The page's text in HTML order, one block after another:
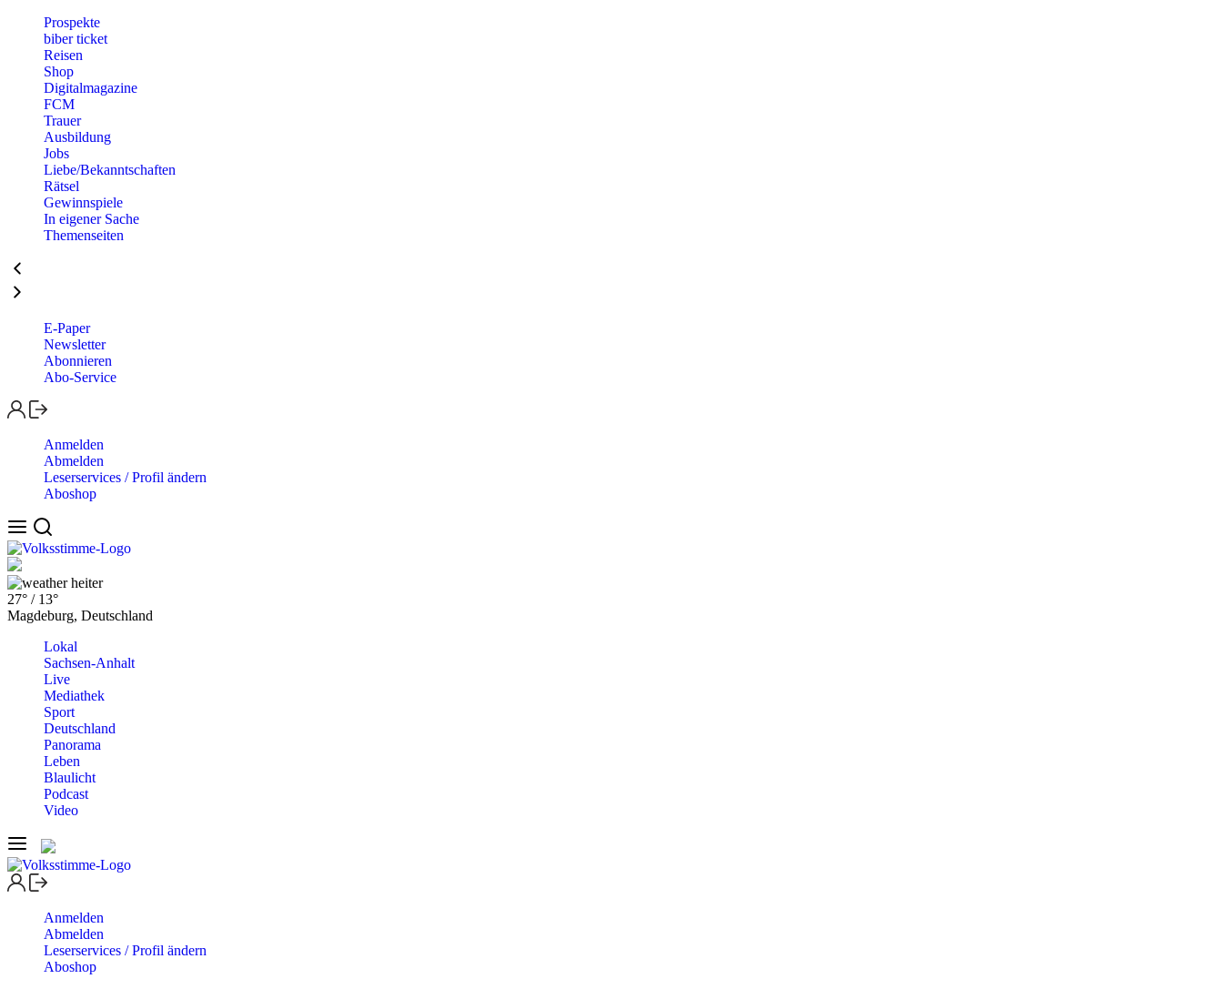
Prospekte
biber ticket
Reisen
Shop
Digitalmagazine
FCM
Trauer
Ausbildung
Jobs
Liebe/Bekanntschaften
Rätsel
Gewinnspiele
In eigener Sache
Themenseiten
E-Paper
Newsletter
Abonnieren
Abo-Service
Anmelden
Abmelden
Leserservices / Profil ändern
Aboshop
heiter
27° / 13°
Magdeburg, Deutschland
Lokal
Sachsen-Anhalt
Live
Mediathek
Sport
Deutschland
Panorama
Leben
Blaulicht
Podcast
Video
Anmelden
Abmelden
Leserservices / Profil ändern
Aboshop